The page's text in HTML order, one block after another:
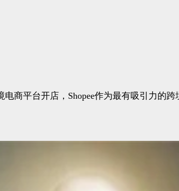
商平台开店，Shopee作为最有吸引力的